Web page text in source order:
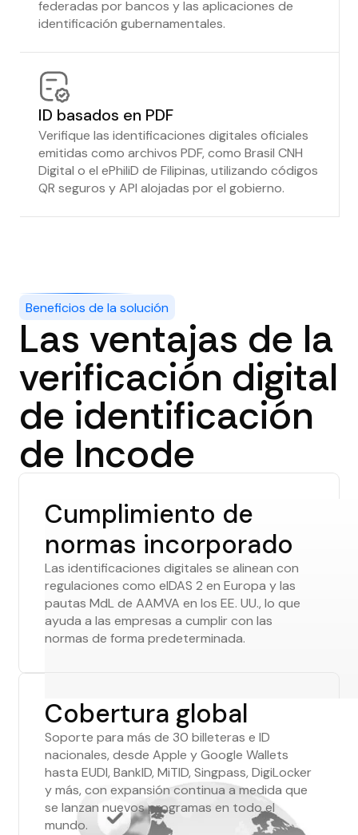
federadas por bancos y las aplicaciones de
identificación gubernamentales.
ID basados en PDF
Verifique las identificaciones digitales oficiales
emitidas como archivos PDF, como Brasil CNH
Digital o el ePhiliD de Filipinas, utilizando códigos
QR seguros y API alojadas por el gobierno.
Beneficios de la solución
Las ventajas de la
verificación digital
de identificación
de Incode
Cumplimiento de
normas incorporado
Las identificaciones digitales se alinean con
regulaciones como eIDAS 2 en Europa y las
pautas MdL de AAMVA en los EE. UU., lo que
ayuda a las empresas a cumplir con las
normas de forma predeterminada.
Cobertura global
Soporte para más de 30 billeteras e ID
nacionales, desde Apple y Google Wallets
hasta EUDI, BankID, MiTID, Singpass, DigiLocker
y más, con expansión continua a medida que
se lanzan nuevos programas en todo el
mundo.